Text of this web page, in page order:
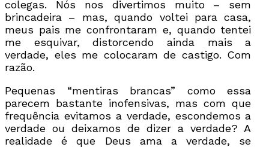
colegas. Nós nos divertimos muito – sem
brincadeira – mas, quando voltei para casa,
meus pais me confrontaram e, quando tentei
me esquivar, distorcendo ainda mais a
verdade, eles me colocaram de castigo. Com
razão.
Pequenas “mentiras brancas” como essa
parecem bastante inofensivas, mas com que
frequência evitamos a verdade, escondemos a
verdade ou deixamos de dizer a verdade? A
realidade é que Deus ama a verdade, se